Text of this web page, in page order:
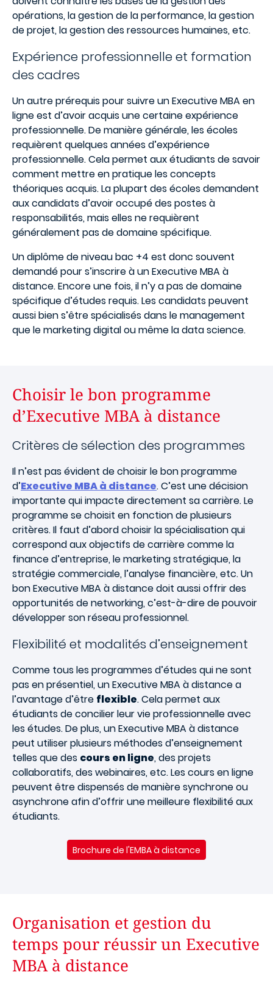
opérations, la gestion de la performance, la gestion
de projet, la gestion des ressources humaines, etc.
Expérience professionnelle et formation
des cadres
Un autre prérequis pour suivre un Executive MBA en
ligne est d’avoir acquis une certaine expérience
professionnelle. De manière générale, les écoles
requièrent quelques années d’expérience
professionnelle. Cela permet aux étudiants de savoir
comment mettre en pratique les concepts
théoriques acquis. La plupart des écoles demandent
aux candidats d’avoir occupé des postes à
responsabilités, mais elles ne requièrent
généralement pas de domaine spécifique.
Un diplôme de niveau bac +4 est donc souvent
demandé pour s’inscrire à un Executive MBA à
distance. Encore une fois, il n’y a pas de domaine
spécifique d’études requis. Les candidats peuvent
aussi bien s’être spécialisés dans le management
que le marketing digital ou même la data science.
Choisir le bon programme
d’Executive MBA à distance
Critères de sélection des programmes
Il n’est pas évident de choisir le bon programme
d’Executive MBA à distance. C’est une décision
importante qui impacte directement sa carrière. Le
programme se choisit en fonction de plusieurs
critères.Il faut d’abord choisir la spécialisation qui
correspond aux objectifs de carrière comme la
finance d’entreprise, le marketing stratégique, la
stratégie commerciale, l’analyse financière, etc. Un
bon Executive MBA à distance doit aussi offrir des
opportunités de networking, c’est-à-dire de pouvoir
développer son réseau professionnel.
Flexibilité et modalités d’enseignement
Comme tous les programmes d’études qui ne sont
pas en présentiel, un Executive MBA à distance a
l’avantage d’être flexible. Cela permet aux
étudiants de concilier leur vie professionnelle avec
les études. De plus, un Executive MBA à distance
peut utiliser plusieurs méthodes d’enseignement
telles que des cours en ligne, des projets
collaboratifs, des webinaires, etc. Les cours en ligne
peuvent être dispensés de manière synchrone ou
asynchrone afin d’offrir une meilleure flexibilité aux
étudiants.
Brochure de l'EMBA à distance
Organisation et gestion du
temps pour réussir un Executive
MBA à distance